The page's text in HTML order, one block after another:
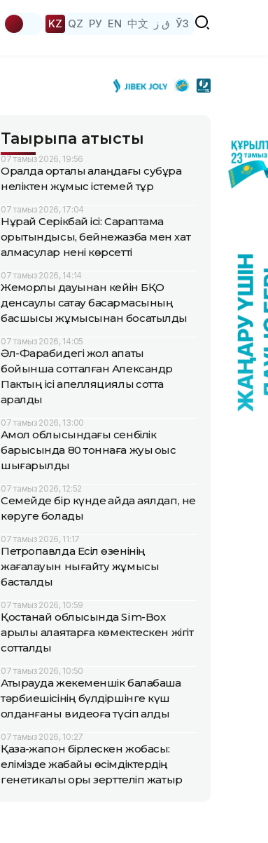
KZ QZ РУ EN 中文 ق ز ЎЗ
Тақырыпқа қатысты
07 тамыз 2026, 19:56
Оралда орталық алаңдағы субұрқақ
неліктен жұмыс істемей тұр
07 тамыз 2026, 17:04
Нұрай Серікбай ісі: Сараптама
қорытындысы, бейнежазба мен хат
алмасулар нені көрсетті
07 тамыз 2026, 14:14
Жемқорлық дауынан кейін БҚО
денсаулық сақтау басқармасының
басшысы жұмысынан босатылды
07 тамыз 2026, 14:05
Әл-Фарабидегі жол апаты
бойынша сотталған Александр
Пактың ісі апелляциялық сотта
қаралды
07 тамыз 2026, 13:00
Ақмол облысындағы сенбілік
барысында 80 тоннаға жуық қоқыс
шығарылды
07 тамыз 2026, 12:52
Семейде бір күнде қайда аялдап, не
көруге болады
07 тамыз 2026, 11:17
Петропавлда Есіл өзенінің
жағалауын нығайту жұмысы
басталды
07 тамыз 2026, 10:59
Қостанай облысында Sim-Box
арқылы алаяқтарға көмектескен жігіт
сотталды
07 тамыз 2026, 10:50
Атырауда жекеменшік балабақша
тәрбиешісінің бүлдіршінге күш
қолданғаны видеоға түсіп қалды
07 тамыз 2026, 10:27
Қазақ-жапон бірлескен жобасы:
елімізде жабайы өсімдіктердің
генетикалық қоры зерттеліп жатыр